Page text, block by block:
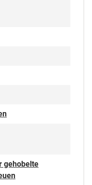
gehobelte